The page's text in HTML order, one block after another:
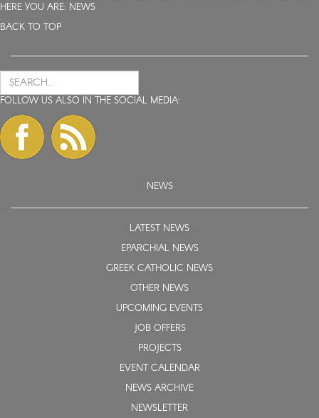
HERE YOU ARE: NEWS
BACK TO TOP
FOLLOW US ALSO IN THE SOCIAL MEDIA:
NEWS
LATEST NEWS
EPARCHIAL NEWS
GREEK CATHOLIC NEWS
OTHER NEWS
UPCOMING EVENTS
JOB OFFERS
PROJECTS
EVENT CALENDAR
NEWS ARCHIVE
NEWSLETTER